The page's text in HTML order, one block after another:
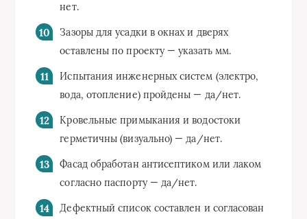
нет.
Зазоры для усадки в окнах и дверях
оставлены по проекту — указать мм.
Испытания инженерных систем (электро,
вода, отопление) пройдены — да/нет.
Кровельные примыкания и водостоки
герметичны (визуально) — да/нет.
Фасад обработан антисептиком или лаком
согласно паспорту — да/нет.
Дефектный список составлен и согласован